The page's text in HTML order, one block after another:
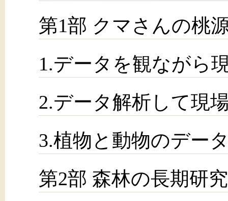
第1部 クマさんの桃
1.データを観ながら
2.データ解析して現
3.植物と動物のデー
第2部 森林の長期研究